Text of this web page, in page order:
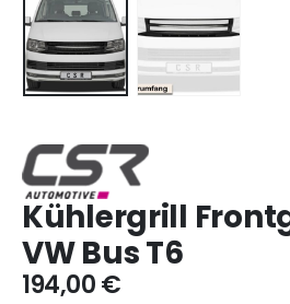
Kühlergrill
VW Bus T6
194,00€